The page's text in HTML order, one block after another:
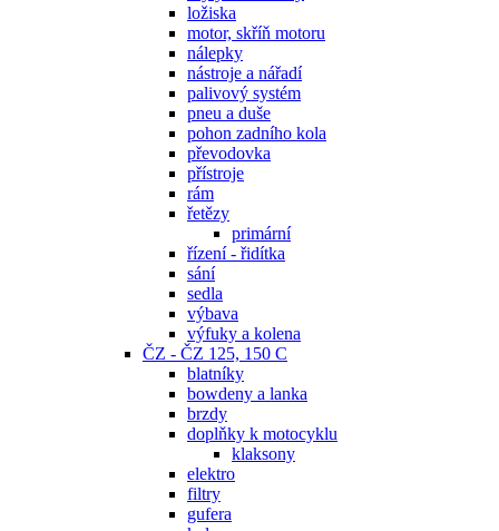
ložiska
motor, skříň motoru
nálepky
nástroje a nářadí
palivový systém
pneu a duše
pohon zadního kola
převodovka
přístroje
rám
řetězy
primární
řízení - řidítka
sání
sedla
výbava
výfuky a kolena
ČZ - ČZ 125, 150 C
blatníky
bowdeny a lanka
brzdy
doplňky k motocyklu
klaksony
elektro
filtry
gufera